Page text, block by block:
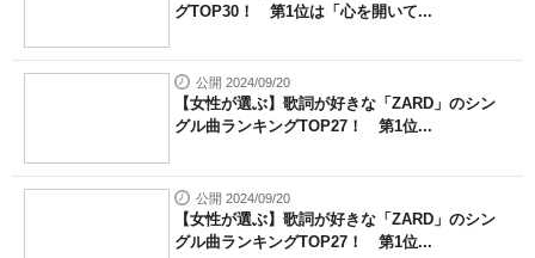
グTOP30！ 第1位は「心を開いて...
公開 2024/09/20
【女性が選ぶ】歌詞が好きな「ZARD」のシン
グル曲ランキングTOP27！ 第1位...
公開 2024/09/20
【女性が選ぶ】歌詞が好きな「ZARD」のシン
グル曲ランキングTOP27！ 第1位...